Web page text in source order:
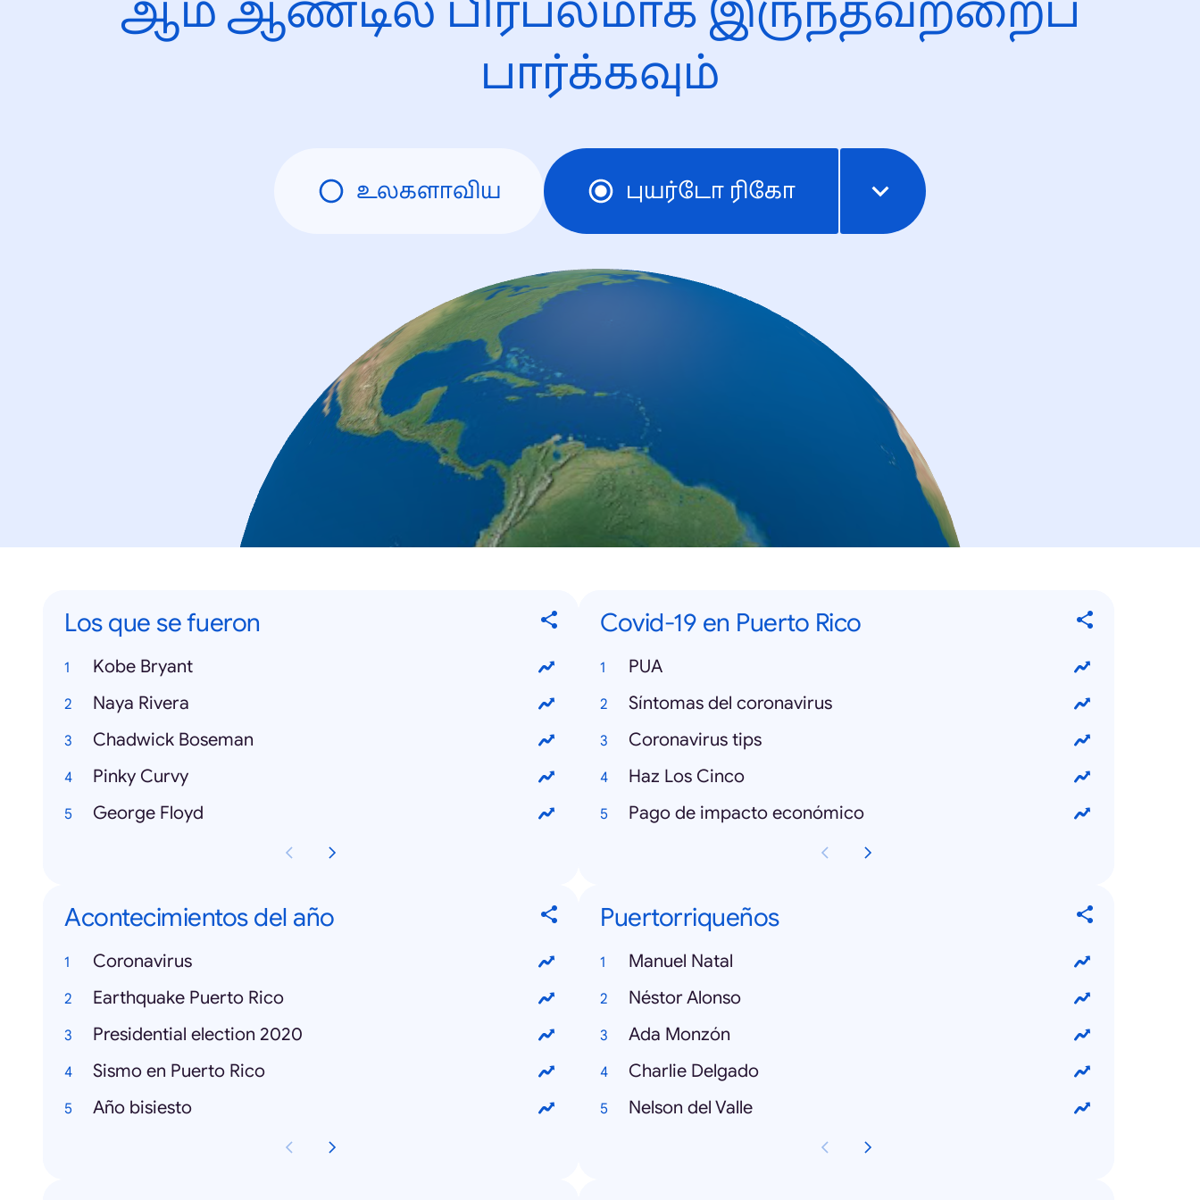
ஆம் ஆண்டில் பிரபலமாக இருந்தவற்றைப்
பார்க்கவும்
உலகளாவிய புயர்டோ ரிகோ
Los que se fueron
Kobe Bryant
Naya Rivera
Chadwick Boseman
Pinky Curvy
George Floyd
Covid-19 en Puerto Rico
PUA
Síntomas del coronavirus
Coronavirus tips
Haz Los Cinco
Pago de impacto económico
Acontecimientos del año
Coronavirus
Earthquake Puerto Rico
Presidential election 2020
Sismo en Puerto Rico
Año bisiesto
Puertorriqueños
Manuel Natal
Néstor Alonso
Ada Monzón
Charlie Delgado
Nelson del Valle